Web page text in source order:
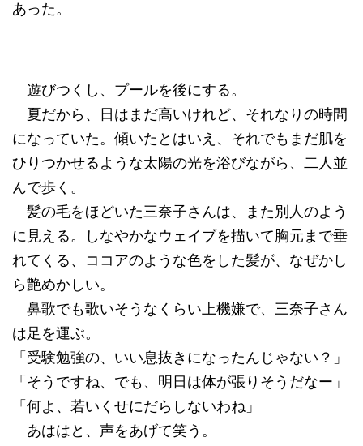
あった。
遊びつくし、プールを後にする。
夏だから、日はまだ高いけれど、それなりの時間
になっていた。傾いたとはいえ、それでもまだ肌を
ひりつかせるような太陽の光を浴びながら、二人並
んで歩く。
髪の毛をほどいた三奈子さんは、また別人のよう
に見える。しなやかなウェイブを描いて胸元まで垂
れてくる、ココアのような色をした髪が、なぜかし
ら艶めかしい。
鼻歌でも歌いそうなくらい上機嫌で、三奈子さん
は足を運ぶ。
「受験勉強の、いい息抜きになったんじゃない？」
「そうですね、でも、明日は体が張りそうだなー」
「何よ、若いくせにだらしないわね」
あははと、声をあげて笑う。